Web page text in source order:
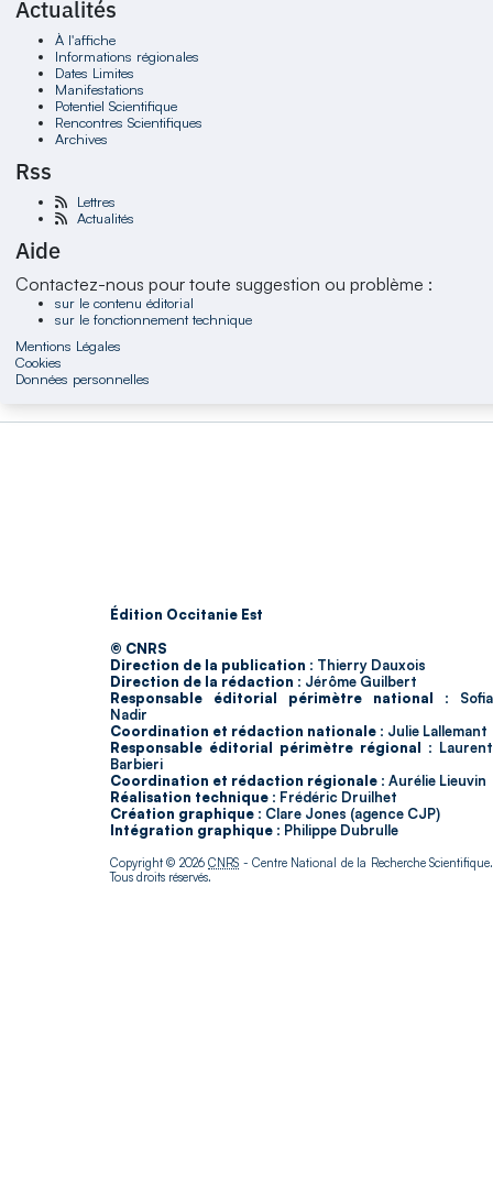
Actualités
À l'affiche
Informations régionales
Dates Limites
Manifestations
Potentiel Scientifique
Rencontres Scientifiques
Archives
Rss
Lettres
Actualités
Aide
Contactez-nous pour toute suggestion ou problème :
sur le contenu éditorial
sur le fonctionnement technique
Mentions Légales
Cookies
Données personnelles
Édition Occitanie Est
© CNRS
Direction de la publication : Thierry Dauxois
Direction de la rédaction : Jérôme Guilbert
Responsable éditorial périmètre national : Sofia
Nadir
Coordination et rédaction nationale : Julie Lallemant
Responsable éditorial périmètre régional : Laurent
Barbieri
Coordination et rédaction régionale : Aurélie Lieuvin
Réalisation technique : Frédéric Druilhet
Création graphique : Clare Jones (agence CJP)
Intégration graphique : Philippe Dubrulle
Copyright © 2026CNRS - Centre National de la Recherche Scientifique.
Tous droits réservés.